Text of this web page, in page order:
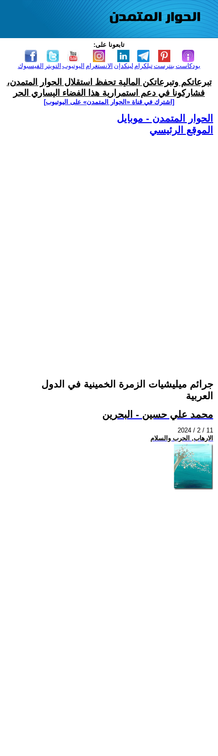
تابعونا على:
الفيسبوك التويتر اليوتيوب الانستغرام لينكدإن تيلكرامبنترست بودكاست
تبرعاتكم وتبرعاتكن المالية تحفظ استقلال الحوار المتمدن،
فشاركونا في دعم استمرارية هذا الفضاء اليساري الحر
[اشترك في قناة ‫«الحوار المتمدن» على اليوتيوب]
الحوار المتمدن - موبايل
الموقع الرئيسي
جرائم ميليشيات الزمرة الخمينية في الدول
العربية
محمد علي حسين - البحرين
2024 / 2 / 11
الارهاب, الحرب والسلام